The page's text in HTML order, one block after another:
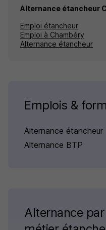
Alternance étancheur
Emploi étancheur
Emploi à Chambéry
Alternance étancheur
Emplois &
Alternance étancheur
Alternance BTP
Alternance